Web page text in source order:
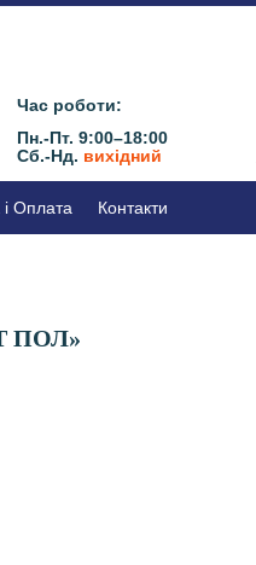
Час роботи:
Пн.-Пт. 9:00–18:00
Сб.-Нд. вихідний
і Оплата Контакти
ПОЛ»